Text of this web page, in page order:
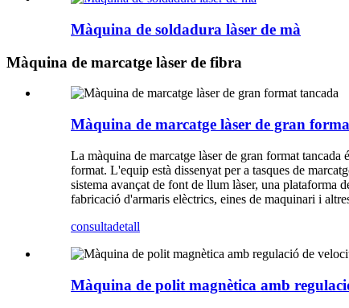
Màquina de soldadura làser de mà
Màquina de marcatge làser de fibra
Màquina de marcatge làser de gran
La màquina de marcatge làser de gran format
format. L'equip està dissenyat per a tasques de
sistema avançat de font de llum làser, una plataforma
fabricació d'armaris elèctrics, eines de maquinari i
consultadetall
Màquina de polit magnètica amb